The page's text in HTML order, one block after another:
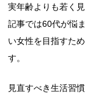
実年齢よりも若く
記事では60代が悩
い女性を目指すた
す。
見直すべき生活習